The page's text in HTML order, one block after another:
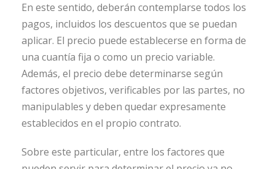
En este sentido, deberán contemplarse todos los
pagos, incluidos los descuentos que se puedan
aplicar. El precio puede establecerse en forma de
una cuantía fija o como un precio variable.
Además, el precio debe determinarse según
factores objetivos, verificables por las partes, no
manipulables y deben quedar expresamente
establecidos en el propio contrato.
Sobre este particular, entre los factores que